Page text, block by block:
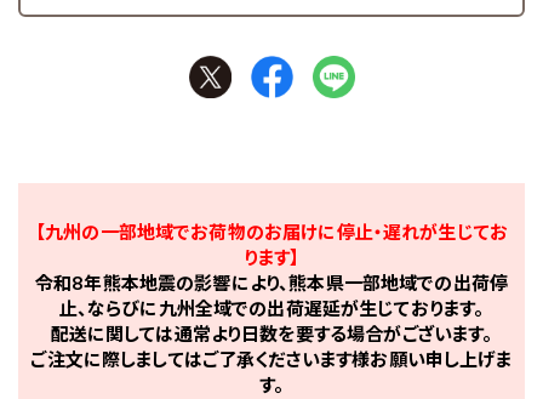
【九州の一部地域でお荷物のお届けに停止・遅れが生じてお
ります】
令和8年熊本地震の影響により、熊本県一部地域での出荷停
止、ならびに九州全域での出荷遅延が生じております。
配送に関しては通常より日数を要する場合がございます。
ご注文に際しましてはご了承くださいます様お願い申し上げま
す。